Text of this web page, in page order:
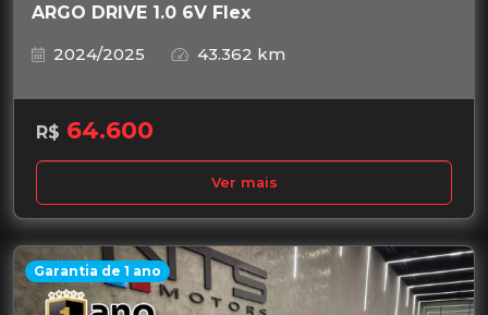
ARGO DRIVE 1.0 6V Flex
2024/2025
43.362 km
R$ 64.600
Ver mais
Garantia de 1 ano